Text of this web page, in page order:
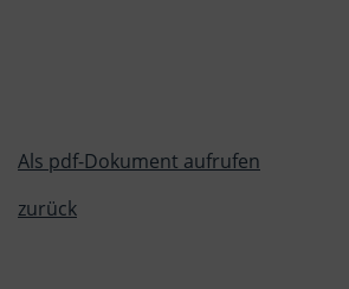
Als pdf-Dokument aufrufen
zurück